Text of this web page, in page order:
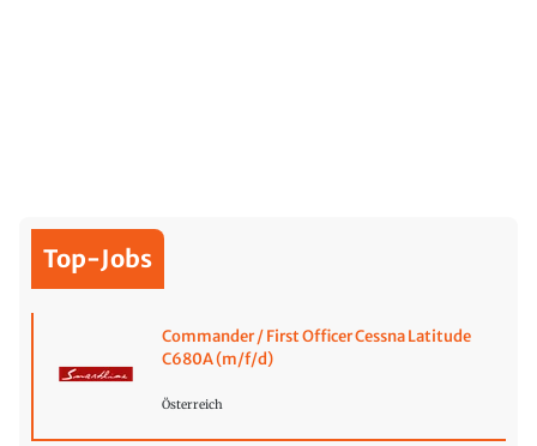
Top-Jobs
Commander / First Officer Cessna Latitude
C680A (m/f/d)
Österreich